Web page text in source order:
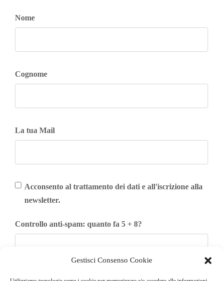
Gestisci Consenso Cookie
Nome
Cognome
La tua Mail
Acconsento al trattamento dei dati e all'iscrizione alla
newsletter.
Controllo anti-spam: quanto fa 5 + 8?